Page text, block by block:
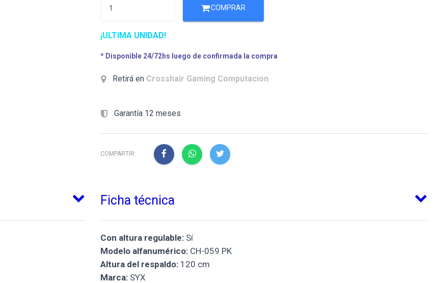
COMPRAR
¡ULTIMA UNIDAD!
* Disponible 24/72hs luego de confirmada la compra
Retirá en Crosshair Gaming Computacion.
Garantía 12 meses
COMPARTIR:
Ficha técnica
Con altura regulable: Sí
Modelo alfanumérico: CH-059 PK
Altura del respaldo: 120 cm
Marca: SYX